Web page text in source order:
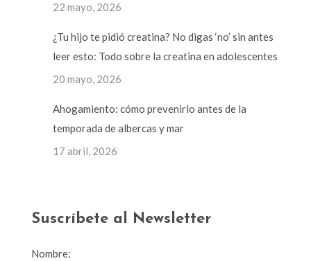
22 mayo, 2026
¿Tu hijo te pidió creatina? No digas ‘no’ sin antes
leer esto: Todo sobre la creatina en adolescentes
20 mayo, 2026
Ahogamiento: cómo prevenirlo antes de la
temporada de albercas y mar
17 abril, 2026
Suscríbete al Newsletter
Nombre: